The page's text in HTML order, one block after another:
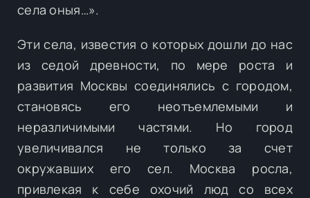
села оныя…».
Эти села, известия о которых дошли до нас
из седой древности, по мере роста и
развития Москвы соединялись с городом,
становясь его неотъемлемыми и
неразличимыми частями. Но город
увеличивался не только за счет
окружавших его сел. Москва росла,
привлекая к себе охочий люд со всех